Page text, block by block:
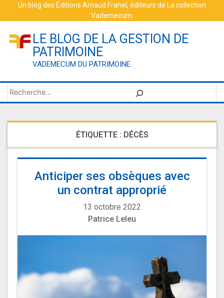
Un blog des Éditions Arnaud Franel , éditeurs de La collection
Vademecum
LE BLOG DE LA GESTION DE
PATRIMOINE
VADEMECUM DU PATRIMOINE
Rechercher
ÉTIQUETTE : DÉCÈS
Anticiper ses obsèques avec
un contrat approprié
13 octobre 2022
Patrice Leleu